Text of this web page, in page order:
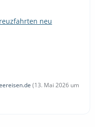
neu
(13. Mai 2026 um